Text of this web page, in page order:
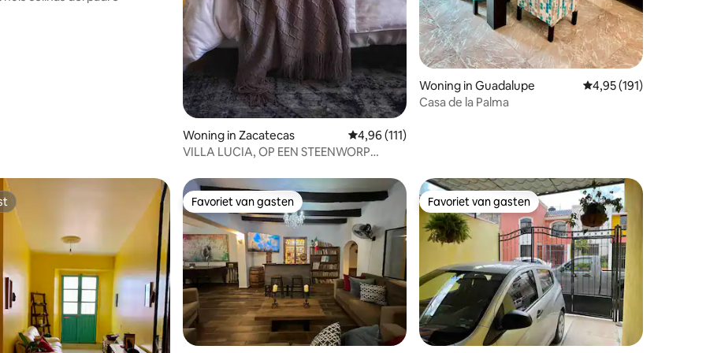
Woning in Zacatecas Gemiddelde beoordeling van 4,96 uit 5, 111 recensies
4,96 (111)
VILLA LUCIA, OP EEN STEENWORP
Woning in Guadalupe Gemiddelde
4,95 (191)
Casa de la Palma
Favoriet van gasten
Favoriet van gasten Favoriet van gasten
Favoriet van gasten